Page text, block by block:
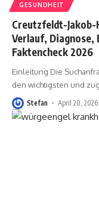
GESUNDHEIT
Creutzfeldt-Jakob-
Verlauf, Diagnose,
Faktencheck 2026
Einleitung Die
den wichtigsten und
Stefan April 20, 2026